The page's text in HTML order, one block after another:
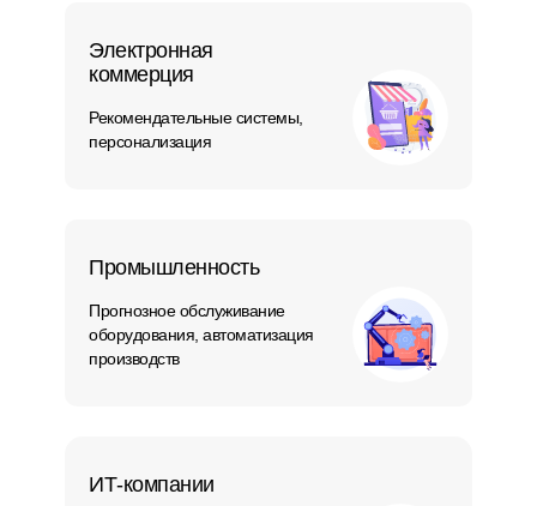
Электронная
коммерция
Рекомендательные системы,
персонализация
Промышленность
Прогнозное обслуживание
оборудования, автоматизация
производств
ИТ-компании